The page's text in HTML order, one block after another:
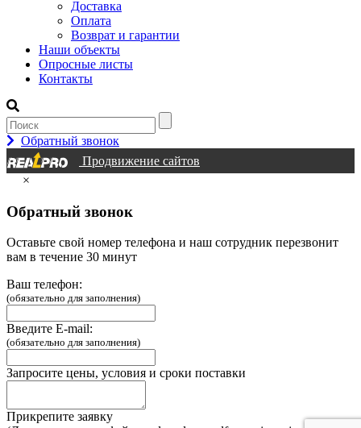
Доставка
Оплата
Возврат и гарантии
Наши объекты
Опросные листы
Контакты
Обратный звонок
Продвижение сайтов
×
Обратный звонок
Оставьте свой номер телефона и наш сотрудник перезвонит
вам в течение 30 минут
Ваш телефон:
(обязательно для заполнения)
Введите E-mail:
(обязательно для заполнения)
Запросите цены, условия и сроки поставки
Прикрепите заявку